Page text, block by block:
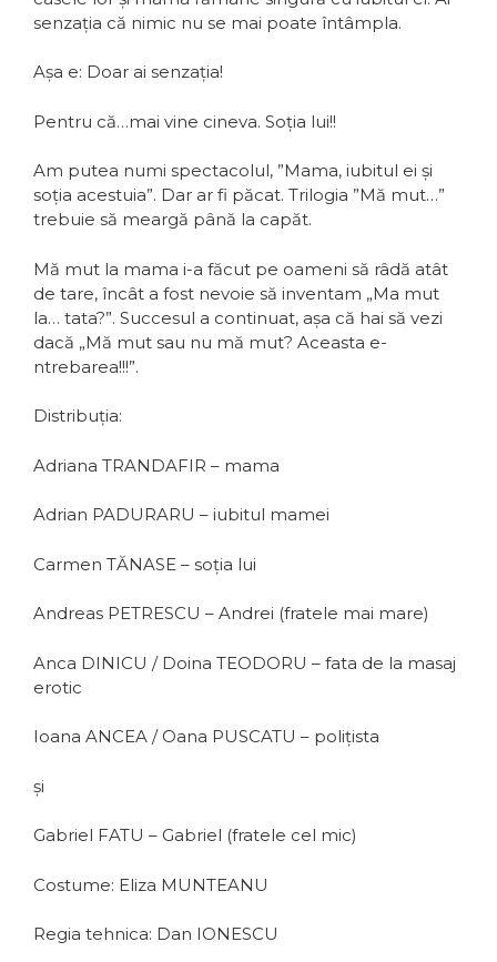
senzația că nimic nu se mai poate întâmpla.
Așa e: Doar ai senzația!
Pentru că…mai vine cineva. Soția lui!!
Am putea numi spectacolul, ”Mama, iubitul ei și
soția acestuia”. Dar ar fi păcat. Trilogia ”Mă mut…”
trebuie să meargă până la capăt.
Mă mut la mama i-a făcut pe oameni să râdă atât
de tare, încât a fost nevoie să inventam „Ma mut
la… tata?”. Succesul a continuat, așa că hai să vezi
dacă „Mă mut sau nu mă mut? Aceasta e-
ntrebarea!!!”.
Distribuția:
Adriana TRANDAFIR – mama
Adrian PADURARU – iubitul mamei
Carmen TĂNASE – soția lui
Andreas PETRESCU – Andrei (fratele mai mare)
Anca DINICU / Doina TEODORU – fata de la masaj
erotic
Ioana ANCEA / Oana PUSCATU – polițista
și
Gabriel FATU – Gabriel (fratele cel mic)
Costume: Eliza MUNTEANU
Regia tehnica: Dan IONESCU